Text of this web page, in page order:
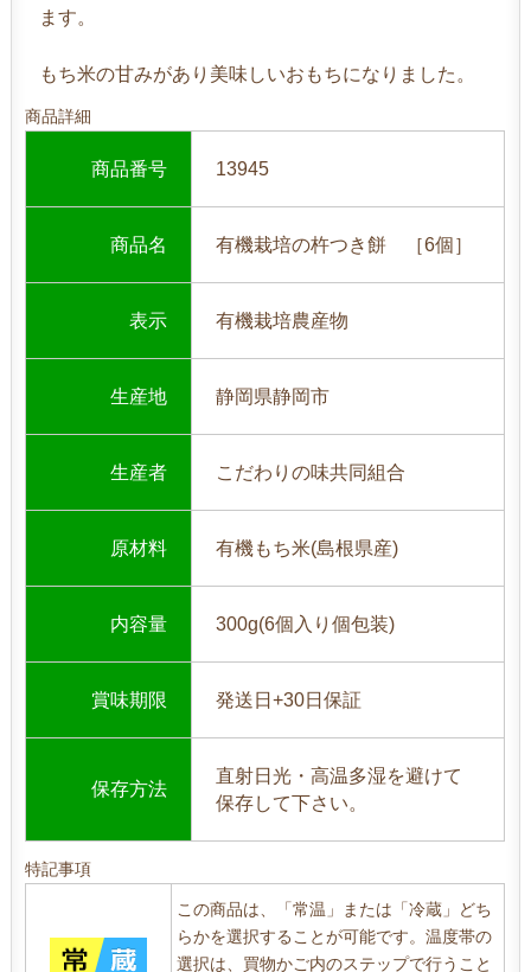
ます。
もち米の甘みがあり美味しいおもちになりました。
商品詳細
商品番号 13945
商品名 有機栽培の杵つき餅 ［6個］
表示 有機栽培農産物
生産地 静岡県静岡市
生産者 こだわりの味共同組合
原材料 有機もち米(島根県産)
内容量 300g(6個入り個包装)
賞味期限 発送日+30日保証
保存方法
直射日光・高温多湿を避けて
保存して下さい。
特記事項
この商品は、「常温」または「冷蔵」どち
らかを選択することが可能です。温度帯の
選択は、買物かご内のステップで行うこと